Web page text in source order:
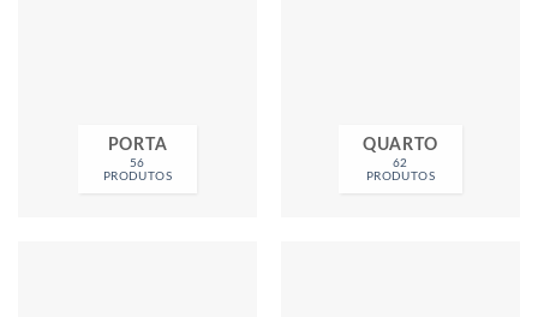
PORTA
56
PRODUTOS
QUARTO
62
PRODUTOS